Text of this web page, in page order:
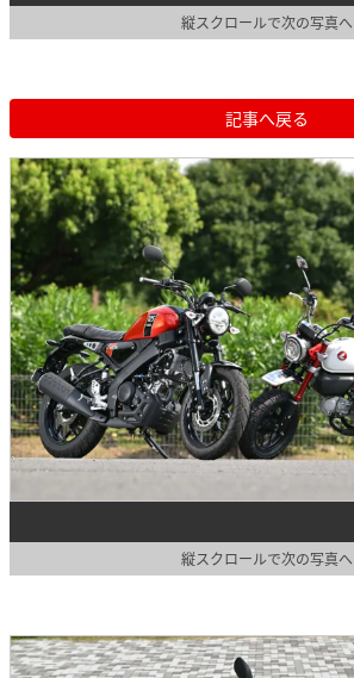
縦スクロールで次の写真へ
記事へ戻る
縦スクロールで次の写真へ